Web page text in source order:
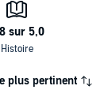
plus pertinent